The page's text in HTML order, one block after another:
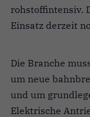
rohstoffintensiv.
Einsatz derzeit
Die Branche
um neue
und um
Elektrische